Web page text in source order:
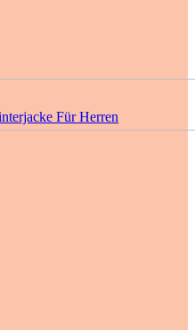
Für Herren